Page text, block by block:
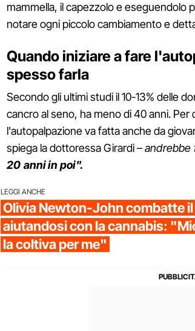
mammella, il capezzolo e eseguendolo
notare ogni piccolo cambiamento e
Quando iniziare a fare
spesso farla
Secondo gli ultimi studi il 10-13% delle
cancro al seno, ha meno di 40 anni.
l'autopalpazione va fatta anche da
spiega la dottoressa Girardi –andrebbe
20 anni in poi".
LEGGI ANCHE
Olivia Newton-John combatte
aiutandosi con la cannabis:
la coltiva per me"